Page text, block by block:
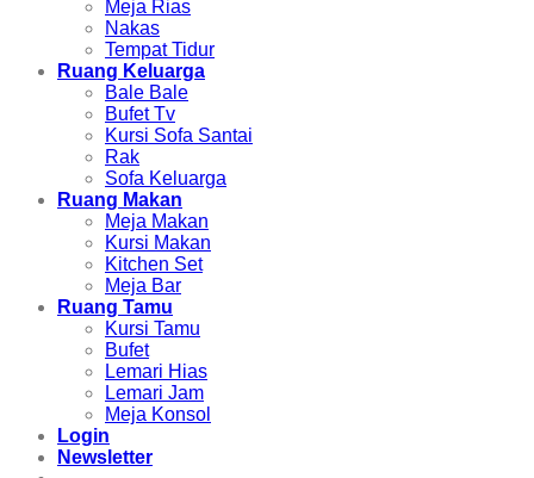
Meja Rias
Nakas
Tempat Tidur
Ruang Keluarga
Bale Bale
Bufet Tv
Kursi Sofa Santai
Rak
Sofa Keluarga
Ruang Makan
Meja Makan
Kursi Makan
Kitchen Set
Meja Bar
Ruang Tamu
Kursi Tamu
Bufet
Lemari Hias
Lemari Jam
Meja Konsol
Login
Newsletter